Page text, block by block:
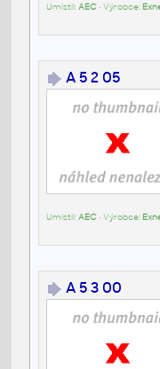
Umístil:AEC• Výrobce:
A 5 2 05
Umístil:AEC• Výrobce:
A 5 3 00